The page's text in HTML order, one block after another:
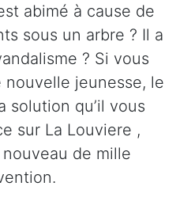
abimé à cause de
sous un arbre ? Il a
? Si vous
jeunesse, le
solution qu’il vous
sur La Louviere ,
de mille